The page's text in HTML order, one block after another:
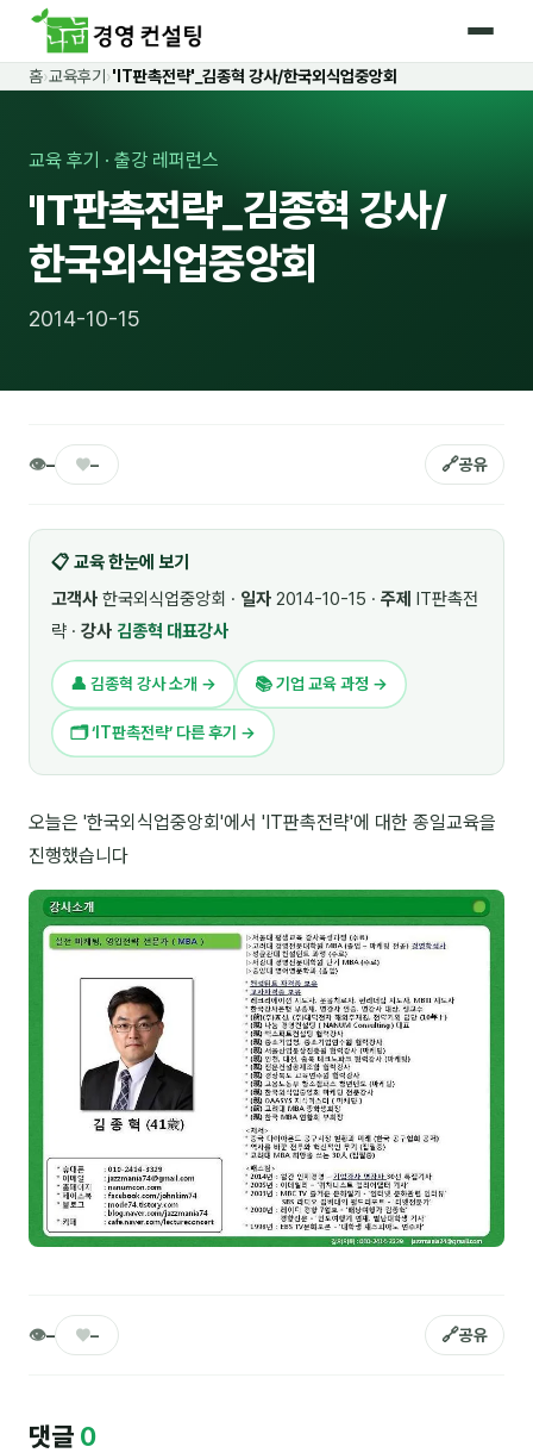
홈
커리큘럼
🛡️ 법정 의무교육 4종
🤖 AI · IT 교육
🧭 경영전략 · 트렌드 8
🎓 강사육성 · 교수법
🏭 산업 특화
💻 IT · 디지털
🎬 영상 · 콘텐츠
📊 프레젠테이션 · 기획 11
🚀 창업 · 커리어 13
👥 리더십 · 조직
📚 인문학 · 교양
🤲 협력강사 과정
온라인강의 NEW
📈 B2B 마케팅
🤖 AI 실무
강사
구자룡
홈›교육후기 ›'IT판촉전략'_김종혁 강사/한국외식업중앙회
교육 후기 · 출강 레퍼런스
'IT판촉전략'_김종혁 강사/
한국외식업중앙회
2014-10-15
👁– ♥– 🔗공유
📋 교육 한눈에 보기
고객사 한국외식업중앙회 · 일자 2014-10-15 · 주제 IT판촉전
략 · 강사 김종혁 대표강사
👤 김종혁 강사 소개 → 📚 기업 교육 과정 →
🗂 ‘IT판촉전략’ 다른 후기 →
오늘은 '한국외식업중앙회'에서 'IT판촉전략'에 대한 종일교육을
진행했습니다
👁– ♥– 🔗공유
댓글 0